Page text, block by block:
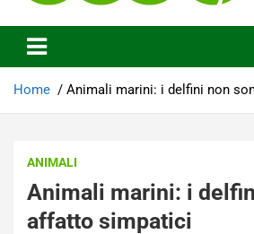
Ecoo.it
Home Animali marini: i delfini non
ANIMALI
Animali marini: i
affatto simpatici